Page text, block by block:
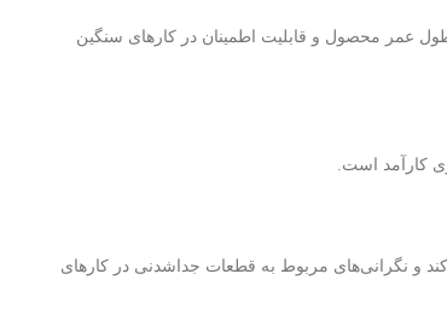
طول عمر محصول و قابلیت اطمینان در کارهای سنگین
کارآمد است.
و نگرانی‌های مربوط به قطعات جداشدنی در کارهای